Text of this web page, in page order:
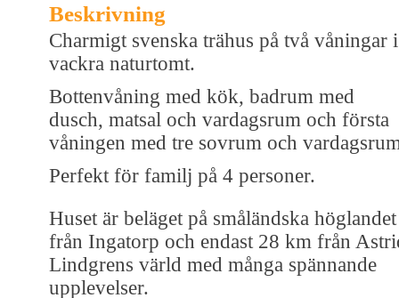
Beskrivning
Charmigt svenska trähus på två våningar i
vackra naturtomt.
Bottenvåning med kök, badrum med
dusch, matsal och vardagsrum och första
våningen med tre sovrum och
Perfekt för familj på 4 personer.
Huset är beläget på småländska höglandet
från Ingatorp och endast 28 km från
Lindgrens värld med många spännande
upplevelser.